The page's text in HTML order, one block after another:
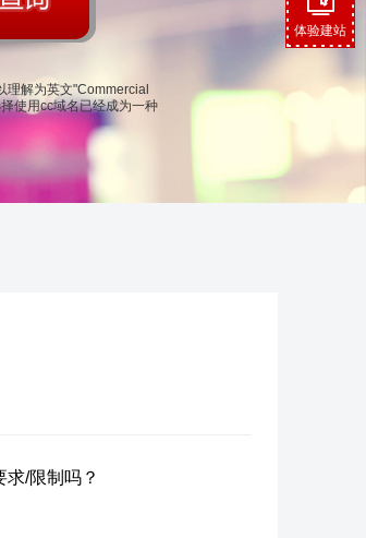
理解为英文"Commercial
使用cc域名已经成为一种
/限制吗？
体验建站